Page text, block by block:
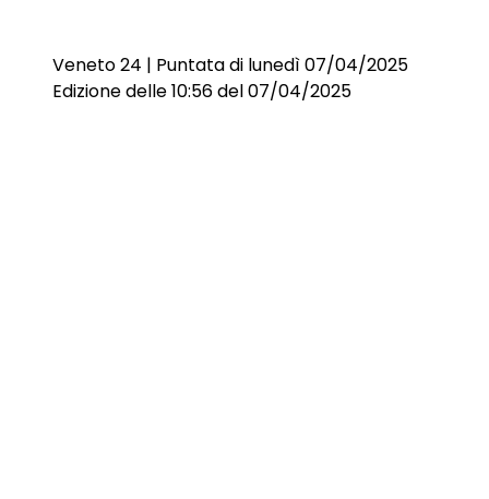
Veneto 24 | Puntata di lunedì 07/04/2025
Edizione delle 10:56 del 07/04/2025